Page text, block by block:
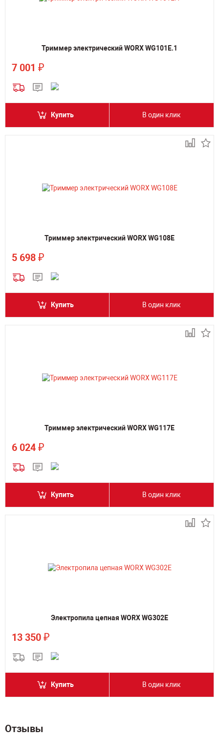
Триммер электрический WORX WG101E.1
7 001 ₽
Купить В один клик
Триммер электрический WORX WG108E
5 698 ₽
Купить В один клик
Триммер электрический WORX WG117E
6 024 ₽
Купить В один клик
Электропила цепная WORX WG302E
13 350 ₽
Купить В один клик
Отзывы